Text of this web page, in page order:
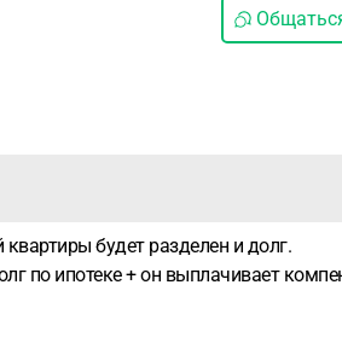
будет разделен и долг.
по ипотеке + он выплачивает